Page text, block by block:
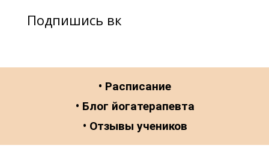
Подпишись вк
• Расписание
• Блог йогатерапевта
• Отзывы учеников